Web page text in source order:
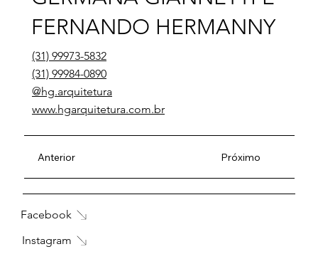
FERNANDO HERMANNY
(31) 99973-5832
(31) 99984-0890
@hg.arquitetura
www.hgarquitetura.com.br
Anterior Próximo
Facebook
Instagram